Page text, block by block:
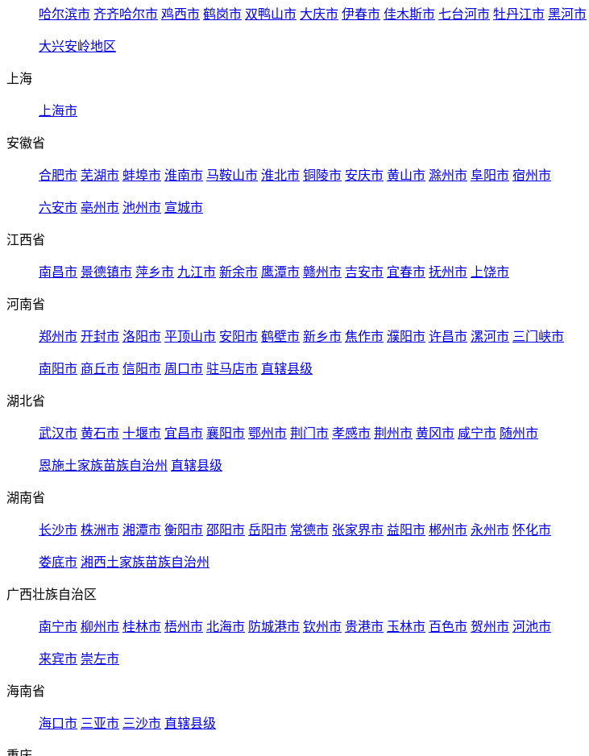
哈尔滨市 齐齐哈尔市 鸡西市 鹤岗市 双鸭山市 大庆市 伊春市 佳木斯市 七台河市 牡丹江市 黑河市
大兴安岭地区
上海
上海市
安徽省
合肥市 芜湖市 蚌埠市 淮南市 马鞍山市 淮北市 铜陵市 安庆市 黄山市 滁州市 阜阳市 宿州市
六安市 亳州市 池州市 宣城市
江西省
南昌市 景德镇市 萍乡市 九江市 新余市 鹰潭市 赣州市 吉安市 宜春市 抚州市 上饶市
河南省
郑州市 开封市 洛阳市 平顶山市 安阳市 鹤壁市 新乡市 焦作市 濮阳市 许昌市 漯河市 三门峡市
南阳市 商丘市 信阳市 周口市 驻马店市 直辖县级
湖北省
武汉市 黄石市 十堰市 宜昌市 襄阳市 鄂州市 荆门市 孝感市 荆州市 黄冈市 咸宁市 随州市
恩施土家族苗族自治州 直辖县级
湖南省
长沙市 株洲市 湘潭市 衡阳市 邵阳市 岳阳市 常德市 张家界市 益阳市 郴州市 永州市 怀化市
娄底市 湘西土家族苗族自治州
广西壮族自治区
南宁市 柳州市 桂林市 梧州市 北海市 防城港市 钦州市 贵港市 玉林市 百色市 贺州市 河池市
来宾市 崇左市
海南省
海口市 三亚市 三沙市 直辖县级